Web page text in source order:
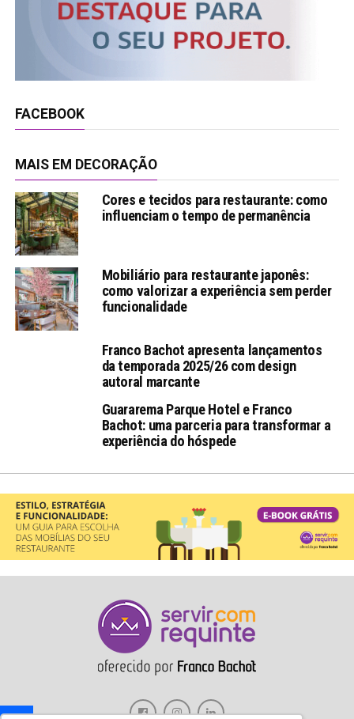
FACEBOOK
MAIS EM DECORAÇÃO
Cores e tecidos para restaurante: como
influenciam o tempo de permanência
Mobiliário para restaurante japonês:
como valorizar a experiência sem perder
funcionalidade
Franco Bachot apresenta lançamentos
da temporada 2025/26 com design
autoral marcante
Guararema Parque Hotel e Franco
Bachot: uma parceria para transformar a
experiência do hóspede